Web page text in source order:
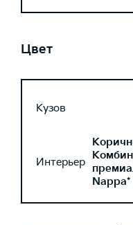
Цвет
Кузов
Интерьер
Nappa*